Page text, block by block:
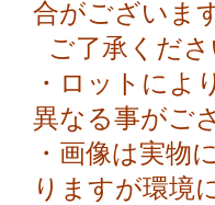
合がございま
ご了承くださ
・ロットによ
異なる事がご
・画像は実物
りますが環境